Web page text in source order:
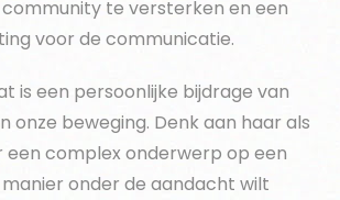
te versterken en een
voor de communicatie.
is een persoonlijke bijdrage van
onze beweging. Denk aan haar als
een complex onderwerp op een
onder de aandacht wilt